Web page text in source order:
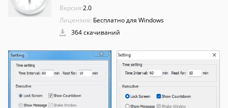
Версия:2.0
Лицензия: Бесплатно для Windows
364 скачиваний